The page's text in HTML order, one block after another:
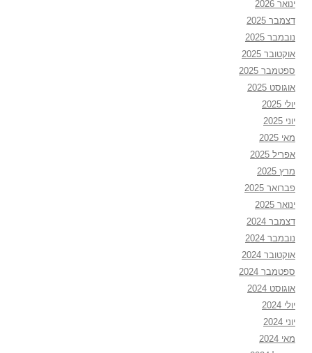
ינואר 2026
דצמבר 2025
נובמבר 2025
אוקטובר 2025
ספטמבר 2025
אוגוסט 2025
יולי 2025
יוני 2025
מאי 2025
אפריל 2025
מרץ 2025
פברואר 2025
ינואר 2025
דצמבר 2024
נובמבר 2024
אוקטובר 2024
ספטמבר 2024
אוגוסט 2024
יולי 2024
יוני 2024
מאי 2024